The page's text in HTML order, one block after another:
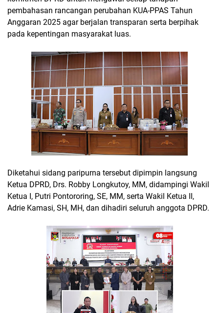
pembahasan rancangan perubahan KUA-PPAS Tahun
Anggaran 2025 agar berjalan transparan serta berpihak
pada kepentingan masyarakat luas.
Diketahui sidang paripurna tersebut dipimpin langsung
Ketua DPRD, Drs. Robby Longkutoy, MM, didampingi Wakil
Ketua I, Putri Pontororing, SE, MM, serta Wakil Ketua II,
Adrie Kamasi, SH, MH, dan dihadiri seluruh anggota DPRD.